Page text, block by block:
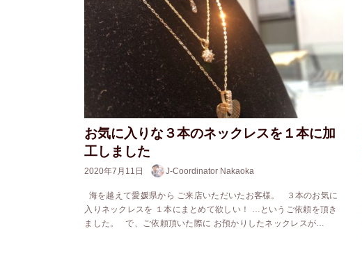
お気に入りな３本のネックレスを１本に加
工しました
2020年7月11日 J-Coordinator Nakaoka
海を越えて愛媛県から ご来店いただいたお客様。 ３本のお気に
入りネックレスを １本にまとめて欲しい！ …というご依頼を頂き
ました。 で、ご依頼頂いた際に お預かりしたネックレスが…